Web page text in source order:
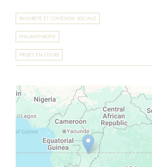
PAUVRETÉ ET COHÉSION SOCIALE
PHILANTHROPIE
PROJET EN COURS